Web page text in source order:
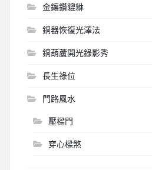
金鑲鑽貔貅
銅器恢復光澤法
銅葫蘆開光錄影秀
長生祿位
門路風水
壓樑門
穿心樑煞